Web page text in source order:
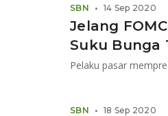
Jelang
Suku Bunga
SBN • 14 Sep 2020
SBN • 18 Sep 2020